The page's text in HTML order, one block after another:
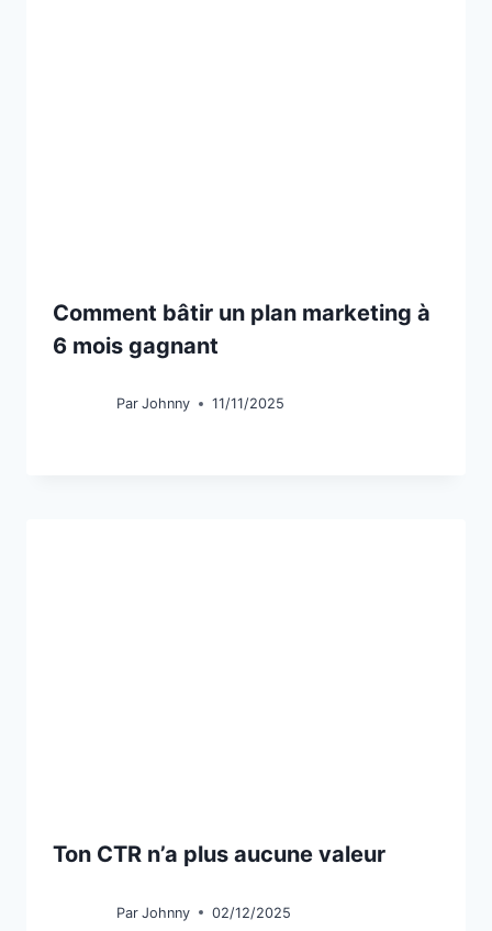
Comment bâtir un plan marketing à
6 mois gagnant
Par Johnny 11/11/2025
Ton CTR n’a plus aucune valeur
Par Johnny 02/12/2025